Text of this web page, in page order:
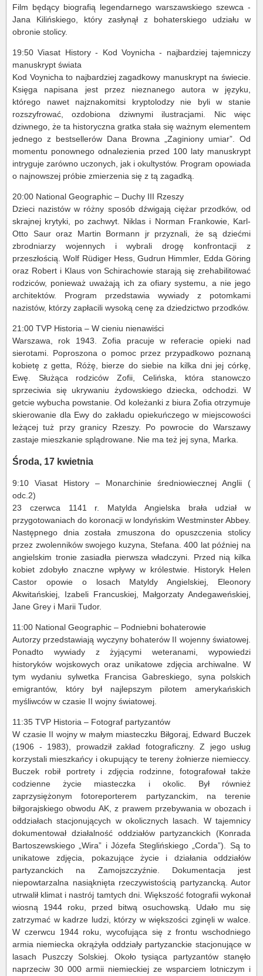
Film będący biografią legendarnego warszawskiego szewca -
Jana Kilińskiego, który zasłynął z bohaterskiego udziału w
obronie stolicy.
19:50 Viasat History - Kod Voynicha - najbardziej tajemniczy
manuskrypt świata
Kod Voynicha to najbardziej zagadkowy manuskrypt na świecie.
Księga napisana jest przez nieznanego autora w języku,
którego nawet najznakomitsi kryptolodzy nie byli w stanie
rozszyfrować, ozdobiona dziwnymi ilustracjami. Nic więc
dziwnego, że ta historyczna gratka stała się ważnym elementem
jednego z bestsellerów Dana Browna „Zaginiony umiar”. Od
momentu ponownego odnalezienia przed 100 laty manuskrypt
intryguje zarówno uczonych, jak i okultystów. Program opowiada
o najnowszej próbie zmierzenia się z tą zagadką.
20:00 National Geographic – Duchy III Rzeszy
Dzieci nazistów w różny sposób dźwigają ciężar przodków, od
skrajnej krytyki, po zachwyt. Niklas i Norman Frankowie, Karl-
Otto Saur oraz Martin Bormann jr przyznali, że są dziećmi
zbrodniarzy wojennych i wybrali drogę konfrontacji z
przeszłością. Wolf Rüdiger Hess, Gudrun Himmler, Edda Göring
oraz Robert i Klaus von Schirachowie starają się zrehabilitować
rodziców, ponieważ uważają ich za ofiary systemu, a nie jego
architektów. Program przedstawia wywiady z potomkami
nazistów, którzy zapłacili wysoką cenę za dziedzictwo przodków.
21:00 TVP Historia – W cieniu nienawiści
Warszawa, rok 1943. Zofia pracuje w referacie opieki nad
sierotami. Poproszona o pomoc przez przypadkowo poznaną
kobietę z getta, Różę, bierze do siebie na kilka dni jej córkę,
Ewę. Służąca rodziców Zofii, Celińska, która stanowczo
sprzeciwia się ukrywaniu żydowskiego dziecka, odchodzi. W
getcie wybucha powstanie. Od koleżanki z biura Zofia otrzymuje
skierowanie dla Ewy do zakładu opiekuńczego w miejscowości
leżącej tuż przy granicy Rzeszy. Po powrocie do Warszawy
zastaje mieszkanie splądrowane. Nie ma też jej syna, Marka.
Środa, 17 kwietnia
9:10 Viasat History – Monarchinie średniowiecznej Anglii (
odc.2)
23 czerwca 1141 r. Matylda Angielska brała udział w
przygotowaniach do koronacji w londyńskim Westminster Abbey.
Następnego dnia została zmuszona do opuszczenia stolicy
przez zwolenników swojego kuzyna, Stefana. 400 lat później na
angielskim tronie zasiadła pierwsza władczyni. Przed nią kilka
kobiet zdobyło znaczne wpływy w królestwie. Historyk Helen
Castor opowie o losach Matyldy Angielskiej, Eleonory
Akwitańskiej, Izabeli Francuskiej, Małgorzaty Andegaweńskiej,
Jane Grey i Marii Tudor.
11:00 National Geographic – Podniebni bohaterowie
Autorzy przedstawiają wyczyny bohaterów II wojenny światowej.
Ponadto wywiady z żyjącymi weteranami, wypowiedzi
historyków wojskowych oraz unikatowe zdjęcia archiwalne. W
tym wydaniu sylwetka Francisa Gabreskiego, syna polskich
emigrantów, który był najlepszym pilotem amerykańskich
myśliwców w czasie II wojny światowej.
11:35 TVP Historia – Fotograf partyzantów
W czasie II wojny w małym miasteczku Biłgoraj, Edward Buczek
(1906 - 1983), prowadził zakład fotograficzny. Z jego usług
korzystali mieszkańcy i okupujący te tereny żołnierze niemieccy.
Buczek robił portrety i zdjęcia rodzinne, fotografował także
codzienne życie miasteczka i okolic. Był również
zaprzysiężonym fotoreporterem partyzanckim, na terenie
biłgorajskiego obwodu AK, z prawem przebywania w obozach i
oddziałach stacjonujących w okolicznych lasach. W tajemnicy
dokumentował działalność oddziałów partyzanckich (Konrada
Bartoszewskiego „Wira” i Józefa Steglińskiego „Corda”). Są to
unikatowe zdjęcia, pokazujące życie i działania oddziałów
partyzanckich na Zamojszczyźnie. Dokumentacja jest
niepowtarzalna nasiąknięta rzeczywistością partyzancką. Autor
utrwalił klimat i nastrój tamtych dni. Większość fotografii wykonał
wiosną 1944 roku, przed bitwą osuchowską. Udało mu się
zatrzymać w kadrze ludzi, którzy w większości zginęli w walce.
W czerwcu 1944 roku, wycofująca się z frontu wschodniego
armia niemiecka okrążyła oddziały partyzanckie stacjonujące w
lasach Puszczy Solskiej. Około tysiąca partyzantów stanęło
naprzeciw 30 000 armii niemieckiej ze wsparciem lotniczym i